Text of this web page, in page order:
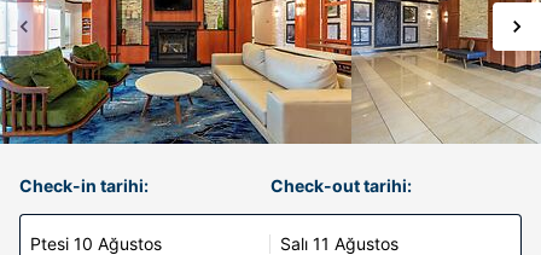
Check-in tarihi:
Ptesi 10 Ağustos
Check-out tarihi:
Salı 11 Ağustos